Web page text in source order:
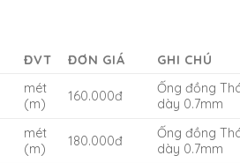
ĐVT ĐƠN GIÁ GHI CHÚ
mét
(m)
160.000đ
Ống đồng
dày 0.7mm
mét
(m)
180.000đ
Ống đồng
dày 0.7mm